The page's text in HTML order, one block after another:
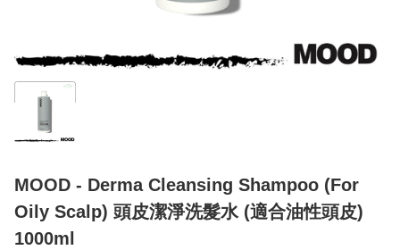
MOOD - Derma Cleansing Shampoo (For
Oily Scalp) 頭皮潔淨洗髮水 (適合油性頭皮)
1000ml